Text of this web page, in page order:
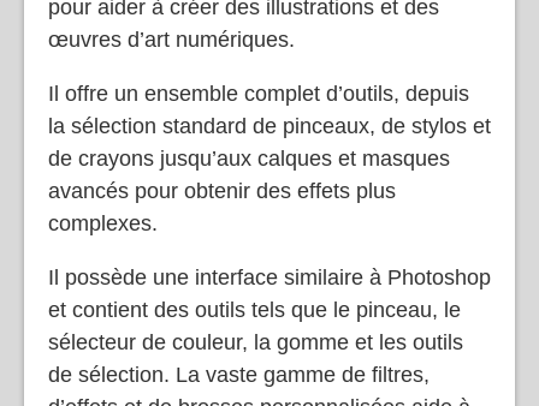
gratuit doté de nombreuses fonctionnalités
pour aider à créer des illustrations et des
œuvres d’art numériques.
Il offre un ensemble complet d’outils, depuis
la sélection standard de pinceaux, de stylos et
de crayons jusqu’aux calques et masques
avancés pour obtenir des effets plus
complexes.
Il possède une interface similaire à Photoshop
et contient des outils tels que le pinceau, le
sélecteur de couleur, la gomme et les outils